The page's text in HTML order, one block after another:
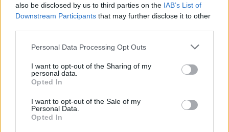
also be disclosed by us to third parties on the IAB’s List of
Downstream Participants that may further disclose it to other
Personal Data Processing Opt Outs
I want to opt-out of the Sharing of my
personal data.
Opted In
I want to opt-out of the Sale of my
Personal Data.
Opted In